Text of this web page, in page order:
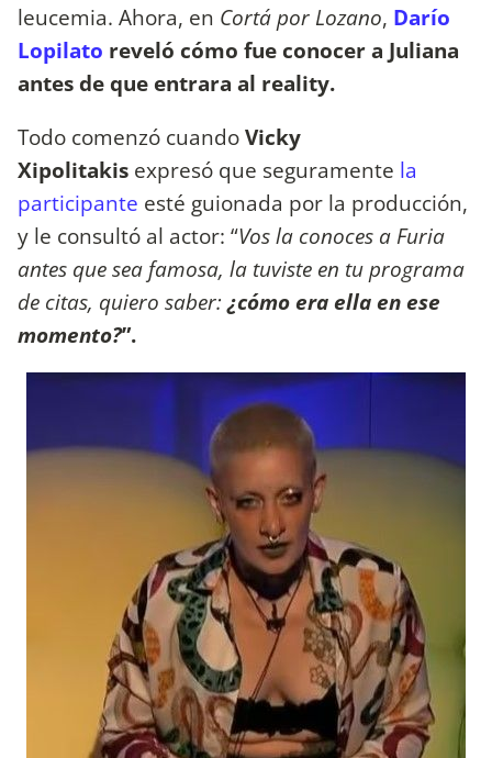
leucemia. Ahora, en Cortá por Lozano, Darío
Lopilato reveló cómo fue conocer a Juliana
antes de que entrara al reality.
Todo comenzó cuandoVicky
Xipolitakis expresó que seguramente la
participante esté guionada por la producción,
y le consultó al actor: “Vos la conoces a Furia
antes que sea famosa, la tuviste en tu programa
de citas, quiero saber:¿cómo era ella en ese
momento?”.